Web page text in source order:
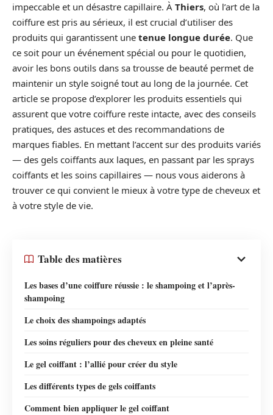
impeccable et un désastre capillaire. À Thiers, où l’art de la
coiffure est pris au sérieux, il est crucial d’utiliser des
produits qui garantissent une tenue longue durée. Que
ce soit pour un événement spécial ou pour le quotidien,
avoir les bons outils dans sa trousse de beauté permet de
maintenir un style soigné tout au long de la journée. Cet
article se propose d’explorer les produits essentiels qui
assurent que votre coiffure reste intacte, avec des conseils
pratiques, des astuces et des recommandations de
marques fiables. En mettant l’accent sur des produits variés
— des gels coiffants aux laques, en passant par les sprays
coiffants et les soins capillaires — nous vous aiderons à
trouver ce qui convient le mieux à votre type de cheveux et
à votre style de vie.
Table des matières
Les bases d’une coiffure réussie : le shampoing et l’après-
shampoing
Le choix des shampoings adaptés
Les soins réguliers pour des cheveux en pleine santé
Le gel coiffant : l’allié pour créer du style
Les différents types de gels coiffants
Comment bien appliquer le gel coiffant